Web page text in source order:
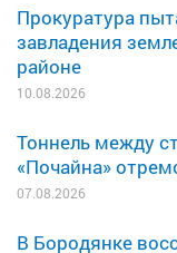
Прокуратура
завладения
районе
10.08.2026
Тоннель между
«Почайна»
07.08.2026
В Бородянке